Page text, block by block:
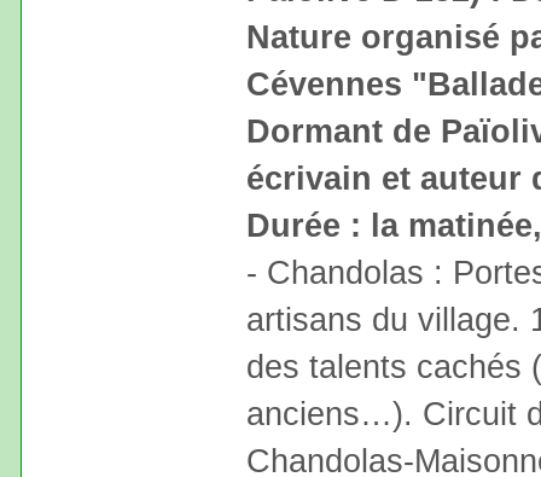
Nature organisé
Cévennes
Dormant de
écrivain et auteur
Durée : la
- Chandolas :
artisans du village.
des talents cachés
anciens…). Circuit
Chandolas-